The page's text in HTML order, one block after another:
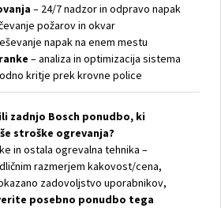
– 24/7 nadzor in odpravo napak
požarov in okvar
napak na enem mestu
– analiza in optimizacija sistema
kritje prek krovne police
zadnjo Bosch ponudbo, ki
stroške ogrevanja?
in ostala ogrevalna tehnika –
razmerjem kakovost/cena,
zadovoljstvo uporabnikov,
posebno ponudbo tega